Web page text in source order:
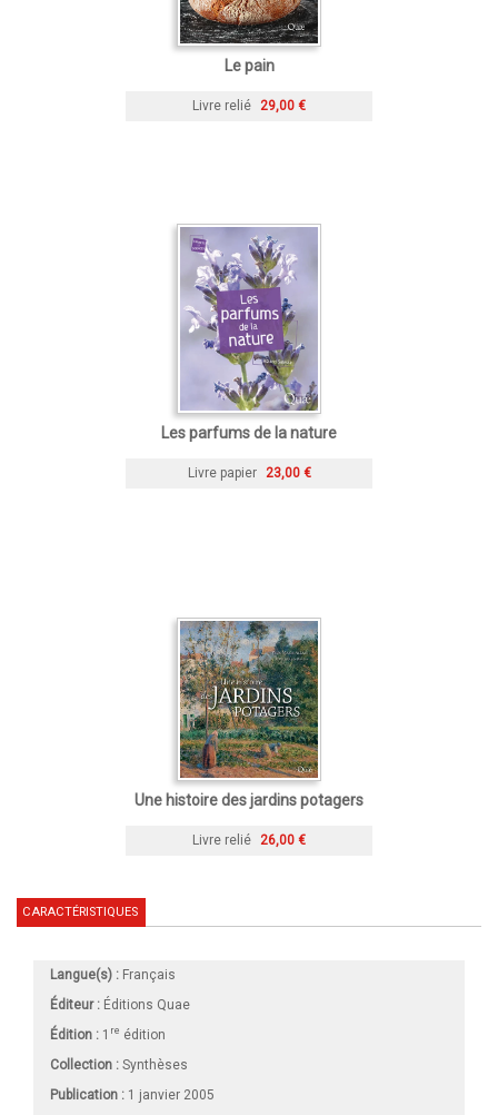
Le pain
Livre relié 29,00 €
Les parfums de la nature
Livre papier 23,00 €
Une histoire des jardins potagers
Livre relié 26,00 €
CARACTÉRISTIQUES
Langue(s) : Français
Éditeur : Éditions Quae
Édition : 1 re édition
Collection : Synthèses
Publication : 1 janvier 2005